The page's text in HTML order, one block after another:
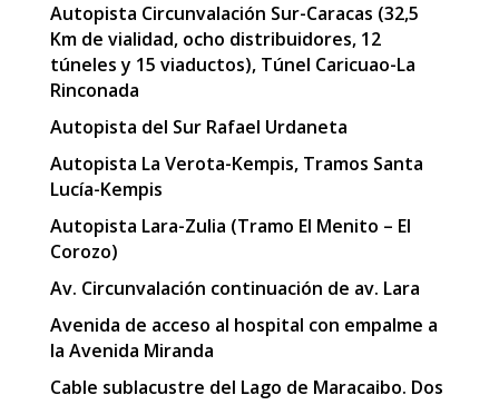
Autopista Circunvalación Sur-Caracas (32,5
Km de vialidad, ocho distribuidores, 12
túneles y 15 viaductos), Túnel Caricuao-La
Rinconada
Autopista del Sur Rafael Urdaneta
Autopista La Verota-Kempis, Tramos Santa
Lucía-Kempis
Autopista Lara-Zulia (Tramo El Menito – El
Corozo)
Av. Circunvalación continuación de av. Lara
Avenida de acceso al hospital con empalme a
la Avenida Miranda
Cable sublacustre del Lago de Maracaibo. Dos